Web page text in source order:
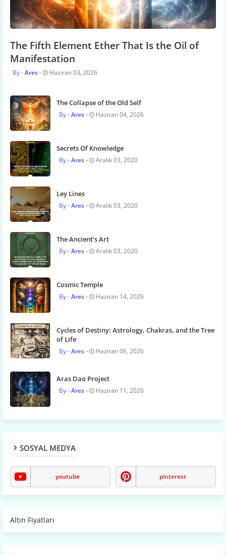
The Fifth Element Ether That Is the Oil of
Manifestation
Ares Haziran 03, 2026
The Collapse of the Old Self
Ares Haziran 04, 2026
Secrets Of Knowledge
Ares Aralık 03, 2020
Ley Lines
Ares Aralık 03, 2020
The Ancient's Art
Ares Aralık 03, 2020
Cosmic Temple
Ares Haziran 14, 2026
Cycles of Destiny: Astrology, Chakras, and the Tree
of Life
Ares Haziran 06, 2026
Aras Dao Project
Ares Haziran 11, 2026
SOSYAL MEDYA
youtube pinterest
Altın Fiyatları